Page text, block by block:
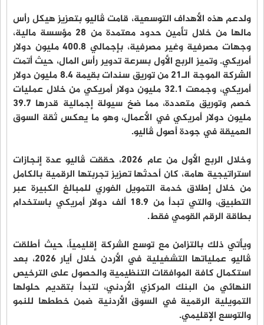
ولدعم هذه الأهداف التوسعية، قامت ڤاليو بتعزيز هيكل رأس
مالها من خلال تأمين حدود معتمدة من 28 مؤسسة مالية،
وجهات مصرفية وغير مصرفية، بإجمالي 400.8 مليون دولار
أمريكي. وتميز الربع الأول بسرعة تدوير رأس المال، حيث أتمت
الشركة الموجة الـ21 من توريق سندات بقيمة 8.4 مليون دولار
أمريكي، وجمعت 32.1 مليون دولار أمريكي من خلال عمليات
خصم وتوريق متعددة، مما ضخ سيولة إجمالية قدرها 39.7
مليون دولار أمريكي في الأعمال، وهو ما يعكس ثقة السوق
العميقة في جودة أصول ڤاليو.
وخلال الربع الأول من عام 2026، حققت ڤاليو عدة إنجازات
استراتيجية هامة، كان أحدثها تعزيز تجربتها الرقمية بالكامل
من خلال إطلاق خدمة التمويل الفوري للمبالغ الكبيرة عبر
التطبيق، والتي تبدأ من 18.9 ألف دولار أمريكي باستخدام
بطاقة الرقم القومي فقط.
ويأتي ذلك بالتزامن مع توسع الشركة إقليمياً، حيث أطلقت
ڤاليو عملياتها التشغيلية في الأردن خلال أيار 2026، بعد
استكمال كافة الموافقات التنظيمية والحصول على الترخيص
النهائي من البنك المركزي الأردني، لتبدأ بتقديم حلولها
التمويلية الرقمية في السوق الأردنية ضمن خططها للنمو
والتوسع الإقليمي.